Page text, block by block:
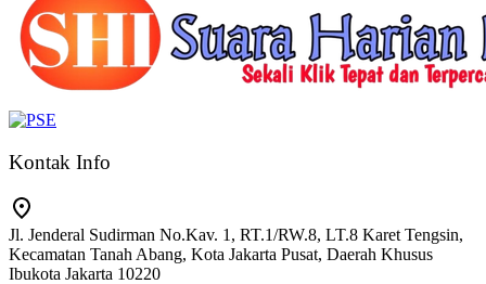
Kontak Info
Jl. Jenderal Sudirman No.Kav. 1, RT.1/RW.8, LT.8 Karet Tengsin,
Kecamatan Tanah Abang, Kota Jakarta Pusat, Daerah Khusus
Ibukota Jakarta 10220